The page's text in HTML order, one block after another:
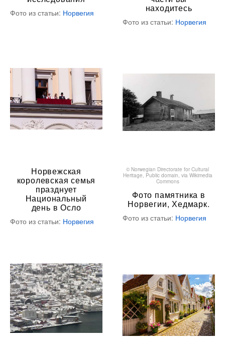
Фото из статьи: Норвегия находитесь
Фото из статьи: Норвегия
Норвежская
королевская семья
празднует
Национальный
день в Осло
Фото из статьи: Норвегия
© Norwegian Directorate for Cultural
Heritage, Public domain, via Wikimedia
Commons
Фото памятника в
Норвегии, Хедмарк.
Фото из статьи: Норвегия